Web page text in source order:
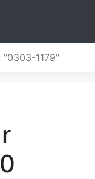
"0303-1179"